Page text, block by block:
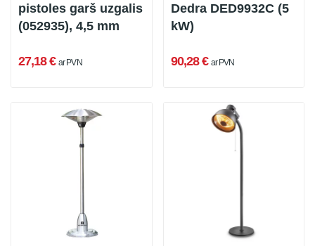
pistoles garš uzgalis
(052935), 4,5 mm
27,18 € ar PVN
Dedra DED9932C (5
kW)
90,28 € ar PVN